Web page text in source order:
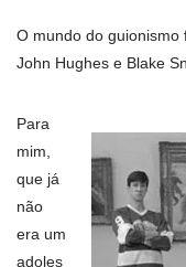
O mundo do guionismo
John Hughes e Blake
Para
mim,
que já
não
era um
adoles